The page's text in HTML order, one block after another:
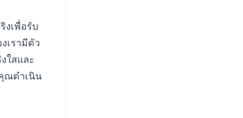
เพื่อรับ
เรามีตัว
ใสและ
ณดำเนิน